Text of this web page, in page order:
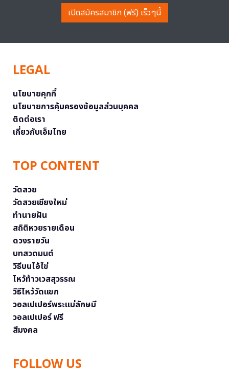
เปิดสมัครสมาชิก (ฟรี) เร็วๆนี้
LEGAL
นโยบายคุกกี้
นโยบายการคุ้มครองข้อมูลส่วนบุคคล
ติดต่อเรา
เกี่ยวกับเอ็มไทย
TOP CONTENT
วัดสวย
วัดสวยเชียงใหม่
ทำนายฝัน
สถิติหวยรายเดือน
ดวงรายวัน
บทสวดมนต์
วิธีบนไอ้ไข่
ไหว้ท้าวเวสสุวรรณ
วิธีไหว้วัดแขก
วอลเปเปอร์พระแม่ลักษมี
วอลเปเปอร์ ฟรี
สีมงคล
FOLLOW US